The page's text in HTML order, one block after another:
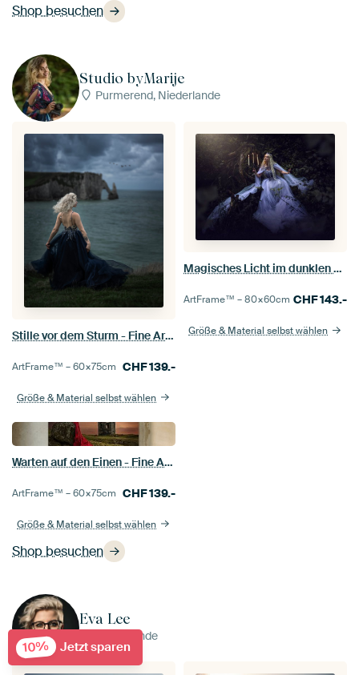
Shop besuchen
Studio byMarije
Purmerend, Niederlande
Shop besuchen
Stille vor dem Sturm - Fine Art Fantasy Portrait
ArtFrame™ –60×75cm CHF139.-
Größe & Material selbst wählen
Magisches Licht im dunklen Wald - Fine Art Fantasy
ArtFrame™ –80×60cm CHF143.-
Größe & Material selbst wählen
Warten auf den Einen - Fine Art Fantasy Foto
ArtFrame™ –60×75cm CHF139.-
Größe & Material selbst wählen
Eva Lee
Niederlande
10% Jetzt sparen